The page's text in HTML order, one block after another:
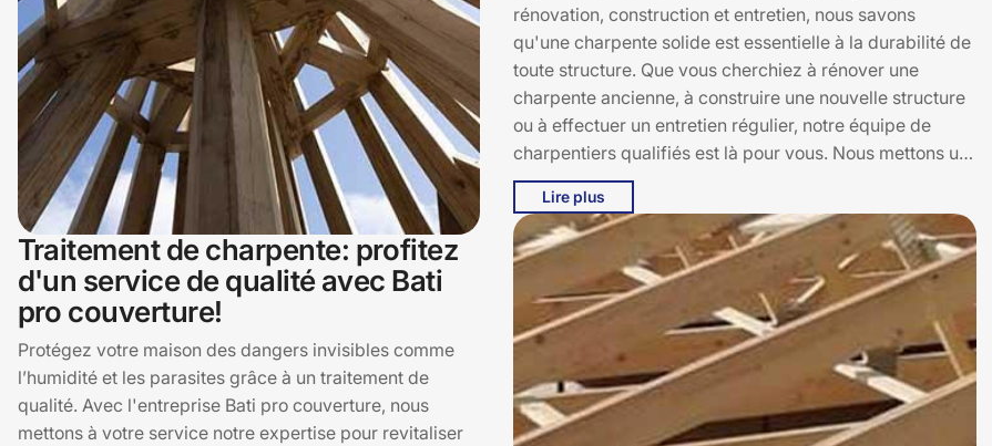
Traitement de charpente: profitez
d'un service de qualité avec Bati
pro couverture!
Protégez votre maison des dangers invisibles comme
l’humidité et les parasites grâce à un traitement de
qualité. Avec l'entreprise Bati pro couverture, nous
mettons à votre service notre expertise pour revitaliser
rénovation, construction et entretien, nous savons
qu'une charpente solide est essentielle à la durabilité de
toute structure. Que vous cherchiez à rénover une
charpente ancienne, à construire une nouvelle structure
ou à effectuer un entretien régulier, notre équipe de
charpentiers qualifiés est là pour vous. Nous mettons un
point d'honneur à utiliser des matériaux de première
qualité et à respecter les normes les plus strictes de
l'industrie. Avec Bati pro couverture, vous bénéficiez
d'une expertise locale, d'un savoir-faire artisanal et d'un
service personnalisé qui répond à vos besoins
spécifiques. Faites confiance à Bati pro couverture pour
tous vos projets de charpenterie à Junhac, 15120, et
laissez-nous transformer vos idées en réalité. Nous
sommes impatients de travailler avec vous pour créer
des structures qui résistent à l'épreuve du temps.
Lire plus